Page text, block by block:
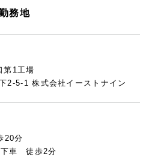
務地
第1工場
2-5-1 株式会社イーストナイン
20分
下車 徒歩2分